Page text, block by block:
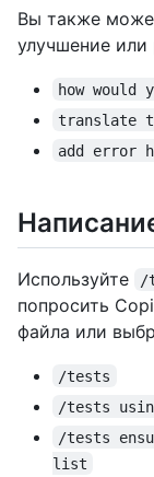
Вы также
улучшение или
how
translate
add error
Используйте /
попросить
файла или
/tests
/tests
/tests
list